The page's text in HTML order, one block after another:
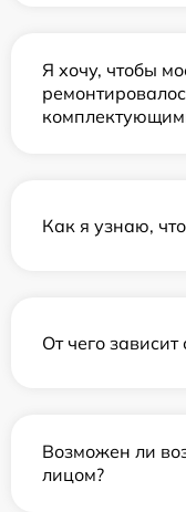
Я хочу, чтобы
Как я узнаю,
От чего
Возможен ли
лицом?